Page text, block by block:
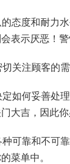
态度和耐力
表示厌恶！
切关注顾客的
定如何妥善处
大吉，因此你
可靠和不可
菜单中。